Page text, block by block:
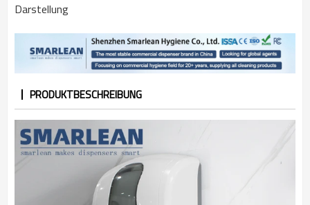
Darstellung
PRODUKTBESCHREIBUNG